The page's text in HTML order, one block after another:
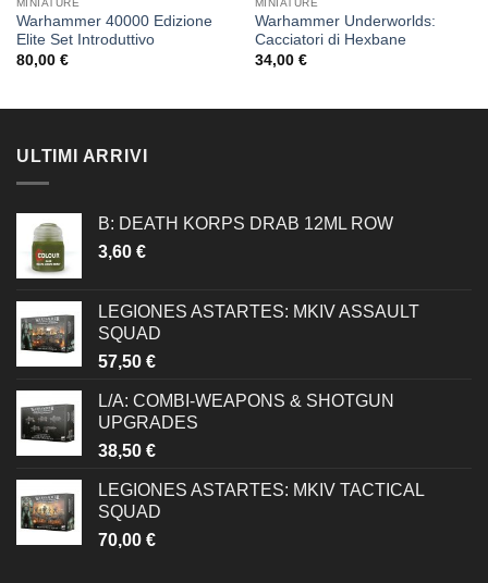
Warhammer 40000 Edizione
Elite Set Introduttivo
80,00 €
Warhammer Underworlds:
Cacciatori di Hexbane
34,00 €
ULTIMI ARRIVI
B: DEATH KORPS DRAB 12ML ROW
3,60 €
LEGIONES ASTARTES: MKIV ASSAULT
SQUAD
57,50 €
L/A: COMBI-WEAPONS & SHOTGUN
UPGRADES
38,50 €
LEGIONES ASTARTES: MKIV TACTICAL
SQUAD
70,00 €